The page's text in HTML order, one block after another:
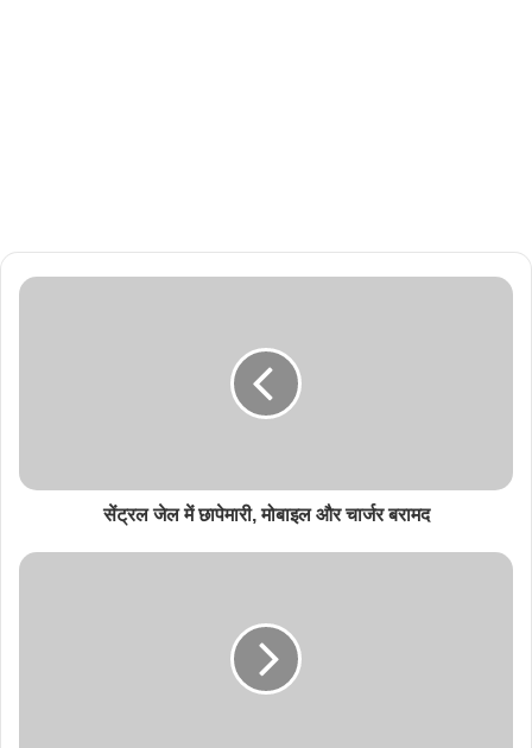
सेंट्रल जेल में छापेमारी, मोबाइल और चार्जर बरामद